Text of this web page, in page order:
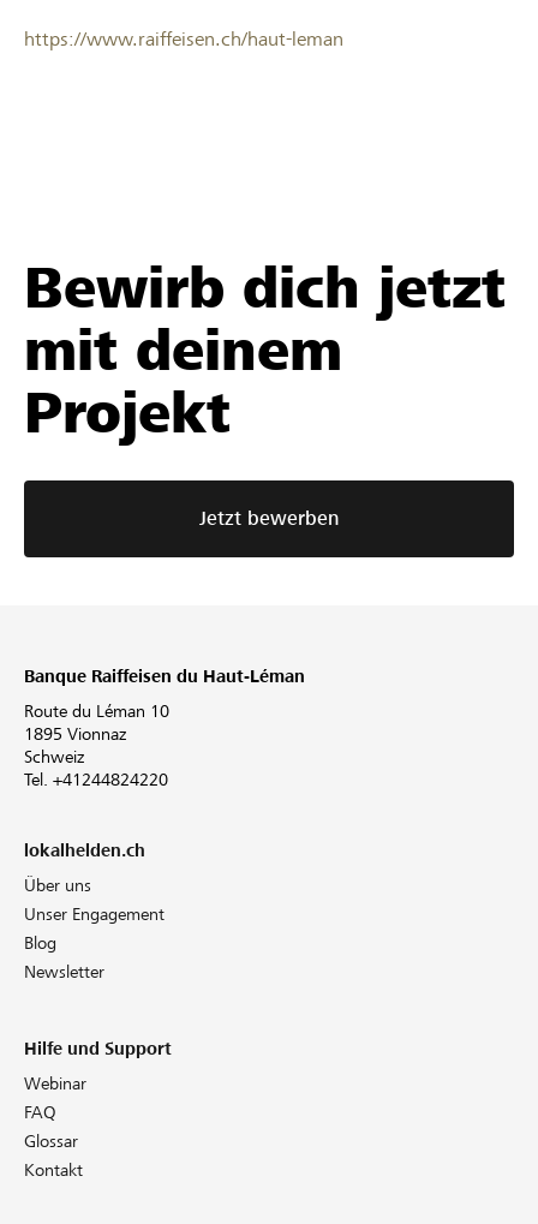
https://www.raiffeisen.ch/haut-leman
Bewirb dich jetzt
mit deinem
Projekt
Jetzt bewerben
Banque Raiffeisen du Haut-Léman
Route du Léman 10
1895 Vionnaz
Schweiz
Tel. +41244824220
lokalhelden.ch
Über uns
Unser Engagement
Blog
Newsletter
Hilfe und Support
Webinar
FAQ
Glossar
Kontakt